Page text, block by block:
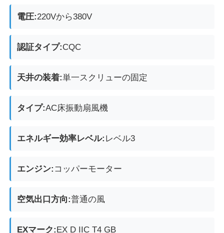
電圧:220Vから380V
認証タイプ:CQC
天井の装着:単一スクリューの固定
タイプ:AC床振動扇風機
エネルギー効率レベル: レベル3
エンジン: コッパーモーター
空気出口方向:普通の風
EXマーク:EX D IIC T4 GB